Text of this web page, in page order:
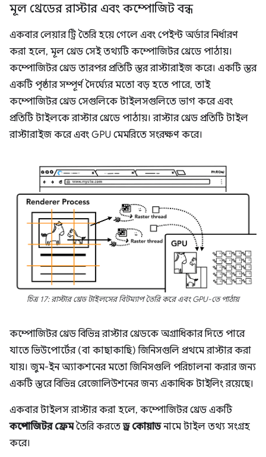
মূল থ্রেডের রাস্টার এবং কম্পোজিট বন্ধ
একবার লেয়ার ট্রি তৈরি হয়ে গেলে এবং পেইন্ট অর্ডার নির্ধারণ
করা হলে, মূল থ্রেড সেই তথ্যটি কম্পোজিটর থ্রেডে পাঠায়।
কম্পোজিটর থ্রেড তারপর প্রতিটি স্তর রাস্টারাইজ করে। একটি স্তর
একটি পৃষ্ঠার সম্পূর্ণ দৈর্ঘ্যের মতো বড় হতে পারে, তাই
কম্পোজিটর থ্রেড সেগুলিকে টাইলসগুলিতে ভাগ করে এবং
প্রতিটি টাইলকে রাস্টার থ্রেডে পাঠায়। রাস্টার থ্রেড প্রতিটি টাইল
রাস্টারাইজ করে এবং GPU মেমরিতে সংরক্ষণ করে।
চিত্র 17: রাস্টার থ্রেড টাইলসের বিটম্যাপ তৈরি করে এবং GPU-তে পাঠায়
কম্পোজিটর থ্রেড বিভিন্ন রাস্টার থ্রেডকে অগ্রাধিকার দিতে পারে
যাতে ভিউপোর্টের (বা কাছাকাছি) জিনিসগুলি প্রথমে রাস্টার করা
যায়। জুম-ইন অ্যাকশনের মতো জিনিসগুলি পরিচালনা করার জন্য
একটি স্তরে বিভিন্ন রেজোলিউশনের জন্য একাধিক টাইলিং রয়েছে।
একবার টাইলস রাস্টার করা হলে, কম্পোজিটর থ্রেড একটি
কম্পোজিটর ফ্রেমতৈরি করতেড্র কোয়াডনামে টাইল তথ্য সংগ্রহ
করে।